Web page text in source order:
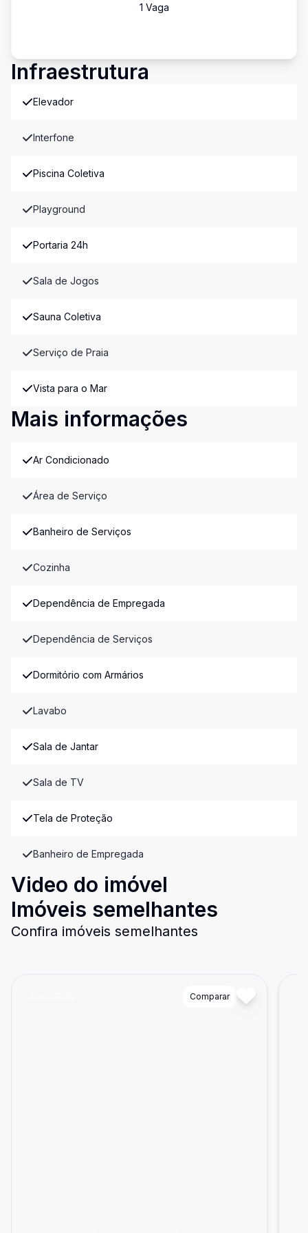
1 Vaga
Infraestrutura
Elevador
Interfone
Piscina Coletiva
Playground
Portaria 24h
Sala de Jogos
Sauna Coletiva
Serviço de Praia
Vista para o Mar
Mais informações
Ar Condicionado
Área de Serviço
Banheiro de Serviços
Cozinha
Dependência de Empregada
Dependência de Serviços
Dormitório com Armários
Lavabo
Sala de Jantar
Sala de TV
Tela de Proteção
Banheiro de Empregada
Video do imóvel
Imóveis semelhantes
Confira imóveis semelhantes
Comparar